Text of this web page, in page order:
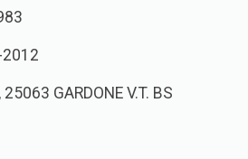
GARDONE V.T. BS